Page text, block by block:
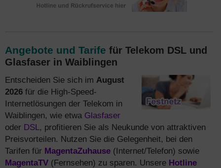
Angebote und Tarife für Telekom DSL und
Glasfaser in Waiblingen
Entscheiden Sie sich im August
2026 für die High-Speed-
Internetlösungen der Telekom in
Waiblingen, wie etwa Glasfaser
oder DSL, profitieren Sie als Neukunde von attraktiven
Preisvorteilen. Nutzen Sie die Gelegenheit, bei den
Tarifen für MagentaZuhause (Internet/Telefon) sowie
MagentaTV (Fernsehen) zu sparen. Unsere Hotline